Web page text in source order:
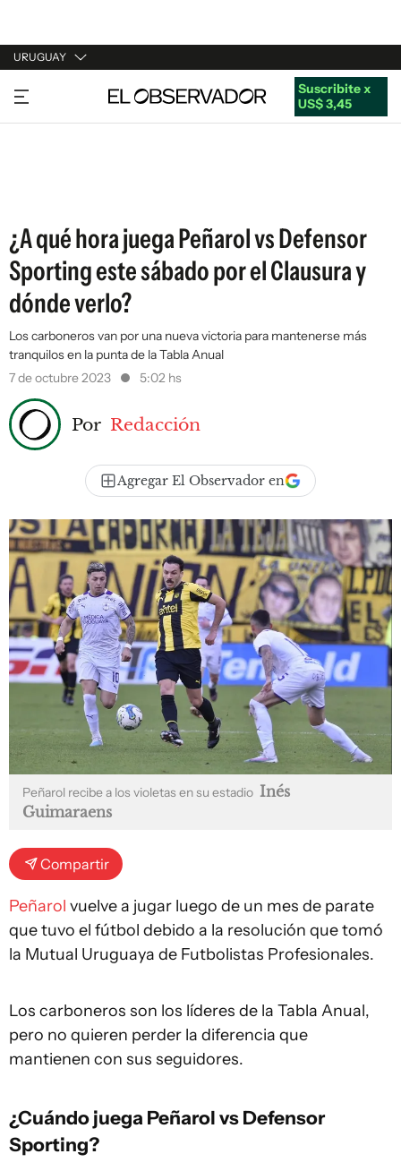
URUGUAY
URUGUAY
ARGENTINA
Suscribite x
US$ 3,45
¿A qué hora juega Peñarol vs Defensor
Sporting este sábado por el Clausura y
dónde verlo?
Los carboneros van por una nueva victoria para mantenerse más
tranquilos en la punta de la Tabla Anual
7 de octubre 2023
5:02 hs
Por Redacción
Agregar El Observador en
Peñarol recibe a los violetas en su estadio Inés
Guimaraens
Compartir
Peñarol vuelve a jugar luego de un mes de parate
que tuvo el fútbol debido a la resolución que tomó
la Mutual Uruguaya de Futbolistas Profesionales.
Los carboneros son los líderes de la Tabla Anual,
pero no quieren perder la diferencia que
mantienen con sus seguidores.
¿Cuándo juega Peñarol vs Defensor
Sporting?